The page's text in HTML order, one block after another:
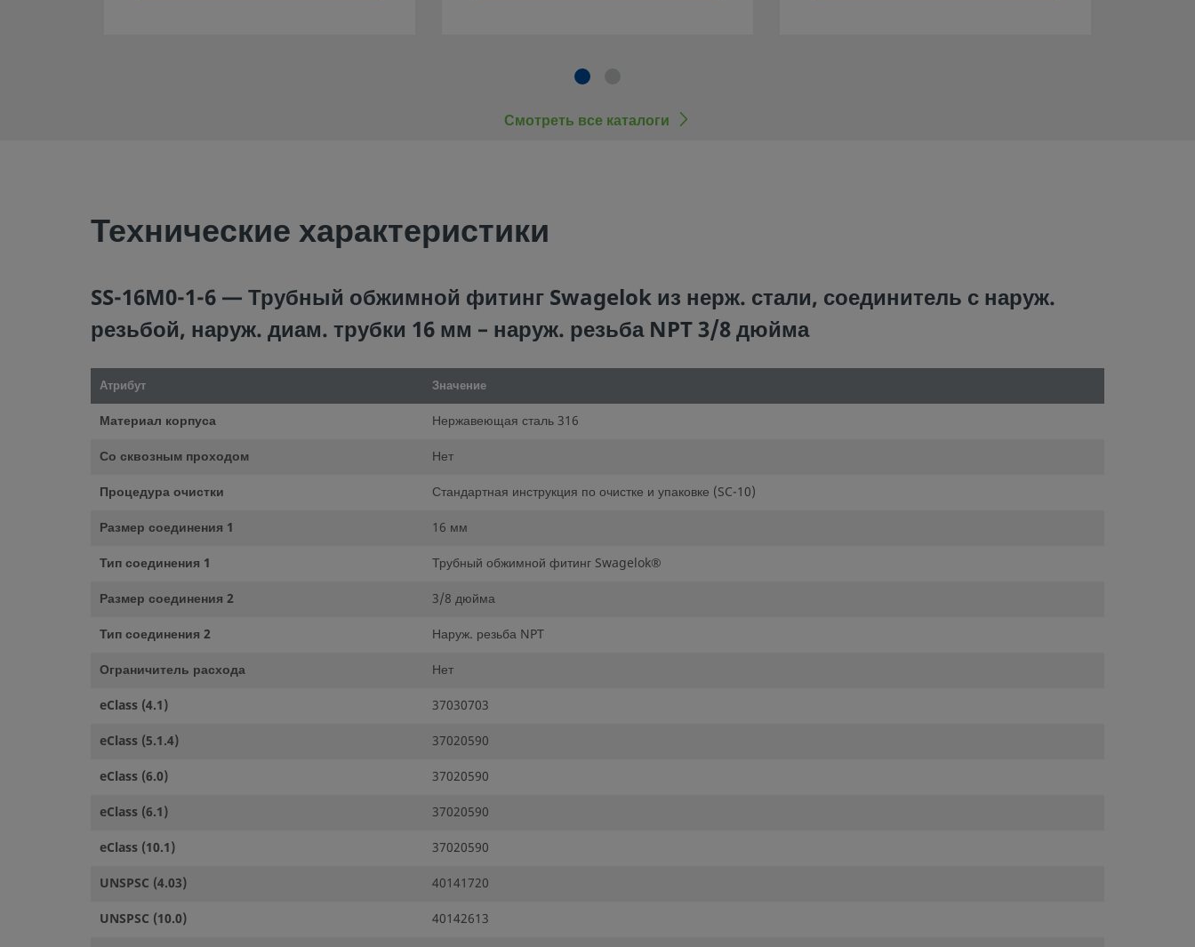
Смотреть все каталоги
Технические характеристики
SS-16M0-1-6 — Трубный обжимной фитинг Swagelok из нерж. стали, соединитель с наруж.
резьбой, наруж. диам. трубки 16 мм – наруж. резьба NPT 3/8 дюйма
Атрибут Значение
Материал корпуса
Нержавеющая сталь 316
Со сквозным проходом
Нет
Процедура очистки
Стандартная инструкция по очистке и упаковке (SC-10)
Размер соединения 1
16 мм
Тип соединения 1
Трубный обжимной фитинг Swagelok®
Размер соединения 2
3/8 дюйма
Тип соединения 2
Наруж. резьба NPT
Ограничитель расхода
Нет
eClass (4.1)
37030703
eClass (5.1.4)
37020590
eClass (6.0)
37020590
eClass (6.1)
37020590
eClass (10.1)
37020590
UNSPSC (4.03)
40141720
UNSPSC (10.0)
40142613